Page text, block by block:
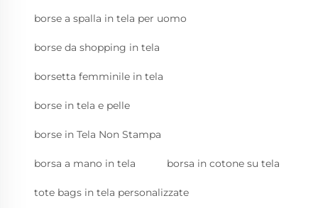
borse a spalla in tela per uomo
borse da shopping in tela
borsetta femminile in tela
borse in tela e pelle
borse in Tela Non Stampa
borsa a mano in tela borsa in cotone su tela
tote bags in tela personalizzate